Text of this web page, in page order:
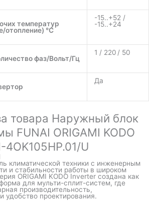
температур
отопление) °C
-15..+52 /
-15..+24
фаз/Вольт/Гц
1 / 220 / 50
Да
товара Наружный блок
FUNAI ORIGAMI KODO
U
климатической техники с инженерным
и стабильности работы в широком
ORIGAMI KODO Inverter создана как
для мульти-сплит-систем, где
производительность,
удобство проектирования.